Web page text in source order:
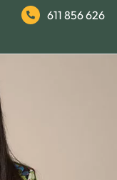
611 856 626